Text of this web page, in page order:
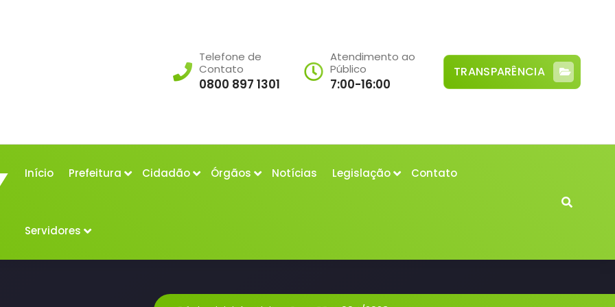
Telefone de
Contato
0800 897 1301
Atendimento ao
Público
7:00-16:00
TRANSPARÊNCIA
Início Prefeitura Cidadão Órgãos Notícias Legislação Contato
Servidores